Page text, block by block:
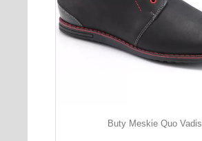
Buty Meskie Quo Vadis